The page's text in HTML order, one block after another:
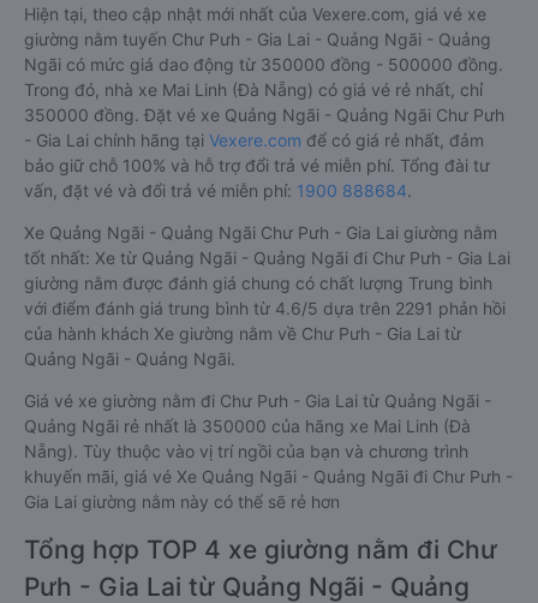
Hiện tại, theo cập nhật mới nhất của Vexere.com, giá vé xe
giường nằm tuyến Chư Pưh - Gia Lai - Quảng Ngãi - Quảng
Ngãi có mức giá dao động từ 350000 đồng - 500000 đồng.
Trong đó, nhà xe Mai Linh (Đà Nẵng) có giá vé rẻ nhất, chỉ
350000 đồng. Đặt vé xe Quảng Ngãi - Quảng Ngãi Chư Pưh
- Gia Lai chính hãng tại Vexere.com để có giá rẻ nhất, đảm
bảo giữ chỗ 100% và hỗ trợ đổi trả vé miễn phí. Tổng đài tư
vấn, đặt vé và đổi trả vé miễn phí: 1900 888684.
Xe Quảng Ngãi - Quảng Ngãi Chư Pưh - Gia Lai giường nằm
tốt nhất: Xe từ Quảng Ngãi - Quảng Ngãi đi Chư Pưh - Gia Lai
giường nằm được đánh giá chung có chất lượng Trung bình
với điểm đánh giá trung bình từ 4.6/5 dựa trên 2291 phản hồi
của hành khách Xe giường nằm về Chư Pưh - Gia Lai từ
Quảng Ngãi - Quảng Ngãi.
Giá vé xe giường nằm đi Chư Pưh - Gia Lai từ Quảng Ngãi -
Quảng Ngãi rẻ nhất là 350000 của hãng xe Mai Linh (Đà
Nẵng). Tùy thuộc vào vị trí ngồi của bạn và chương trình
khuyến mãi, giá vé Xe Quảng Ngãi - Quảng Ngãi đi Chư Pưh -
Gia Lai giường nằm này có thể sẽ rẻ hơn
Tổng hợp TOP 4 xe giường nằm đi Chư
Pưh - Gia Lai từ Quảng Ngãi - Quảng